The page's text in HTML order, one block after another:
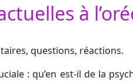
à
questions, réactions.
: qu’en est-il de la